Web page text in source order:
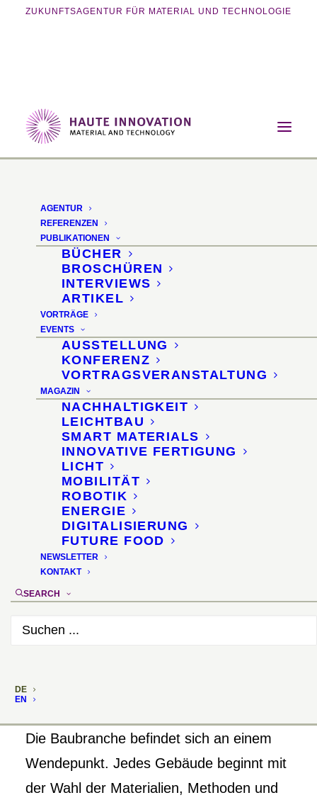
ZUKUNFTSAGENTUR FÜR MATERIAL UND TECHNOLOGIE
AGENTUR
REFERENZEN
PUBLIKATIONEN
BÜCHER
BROSCHÜREN
INTERVIEWS
ARTIKEL
VORTRÄGE
EVENTS
AUSSTELLUNG
KONFERENZ
VORTRAGSVERANSTALTUNG
MAGAZIN
NACHHALTIGKEIT
LEICHTBAU
SMART MATERIALS
INNOVATIVE FERTIGUNG
LICHT
MOBILITÄT
ROBOTIK
ENERGIE
DIGITALISIERUNG
FUTURE FOOD
NEWSLETTER
KONTAKT
SEARCH
DE
EN
Home Vorträge Materials of the Future
Materials of the Future
Materials Matter – Non-
Tox Day · Slovenian
Chamber of Commerce
and Industry (GZS) ·
Ljubljana/Slowenien
3. Juni 2025
Die Baubranche befindet sich an einem
Wendepunkt. Jedes Gebäude beginnt mit
der Wahl der Materialien, Methoden und